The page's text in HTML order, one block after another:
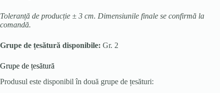
Toleranță de producție ± 3 cm. Dimensiunile finale se confirmă la
comandă.
Grupe de țesătură disponibile: Gr. 2
Grupe de țesătură
Produsul este disponibil în două grupe de țesături: